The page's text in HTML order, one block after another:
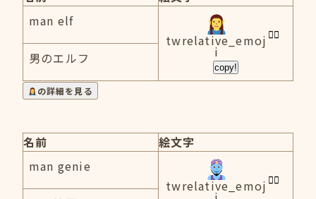
man elf
twrelative_emoj
i
copy!
男のエルフ
の詳細を見る
名前
絵文字
man genie
twrelative_emoj